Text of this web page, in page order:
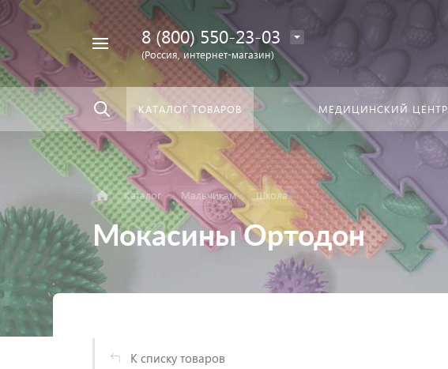
вездеНайти
8 (800) 550-23-03
(Россия, интернет-магазин)
КАТАЛОГ ТОВАРОВ МЕДИЦИНСКИЙ ЦЕНТР
Каталог Мальчикам Школа
Мокасины Ортодон
К списку товаров